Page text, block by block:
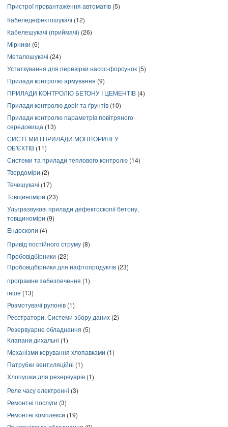
Пристрої провантаження автоматів (5)
Кабеледефектошукачі (12)
Кабелешукачі (приймачі) (26)
Мірники (6)
Металошукачі (24)
Устаткування для перевірки насос-форсунок (5)
Прилади контролю армування (9)
ПРИЛАДИ КОНТРОЛЮ БЕТОНУ І ЦЕМЕНТІВ (4)
Прилади контролю доріг та ґрунтів (10)
Прилади контролю параметрів повітряного
середовища (13)
СИСТЕМИ І ПРИЛАДИ МОНІТОРИНГУ
ОБ'ЄКТІВ (11)
Системи та прилади теплового контролю (14)
Твердоміри (2)
Течешукачі (17)
Товщиноміри (23)
Ультразвукові прилади дефектоскопії бетону,
товщиноміри (9)
Ендоскопи (4)
Привід постійного струму (8)
Пробовідбірники (23)
Пробовідбірники для нафтопродуктів (23)
програмне забезпечення (1)
інше (13)
Розмотувачі рулонів (1)
Реєстратори. Системи збору даних (2)
Резервуарне обладнання (5)
Клапани дихальні (1)
Механізми керування хлопавками (1)
Патрубки вентиляційні (1)
Хлопушки для резервуарів (1)
Реле часу електронні (3)
Ремонтні послуги (3)
Ремонтні комплекси (19)